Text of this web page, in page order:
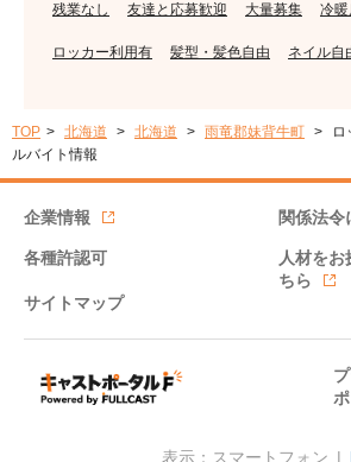
残業なし 友達と応募歓迎 大量募集 冷
ロッカー利用有 髪型・髪色自由 ネイル自
TOP 北海道 北海道 雨竜郡妹背牛町
ロ
ルバイト情報
企業情報 関係法令
各種許認可 人材をお
ちら
サイトマップ
表示：スマートフォン |